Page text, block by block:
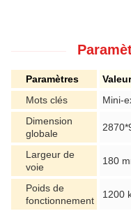
Paramètres
Valeur
Mots clés
Mini-
Dimension
globale
Largeur de
voie
180
Poids de
fonctionnement
1200